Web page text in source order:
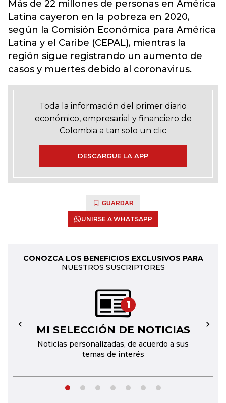
Más de 22 millones de personas en América
Latina cayeron en la pobreza en 2020,
según la Comisión Económica para América
Latina y el Caribe (CEPAL), mientras la
región sigue registrando un aumento de
casos y muertes debido al coronavirus.
Toda la información del primer diario
económico, empresarial y financiero de
Colombia a tan solo un clic
DESCARGUE LA APP
GUARDAR
UNIRSE A WHATSAPP
CONOZCA LOS BENEFICIOS EXCLUSIVOS PARA
NUESTROS SUSCRIPTORES
1
MI SELECCIÓN DE NOTICIAS
Noticias personalizadas, de acuerdo a sus
temas de interés
← →